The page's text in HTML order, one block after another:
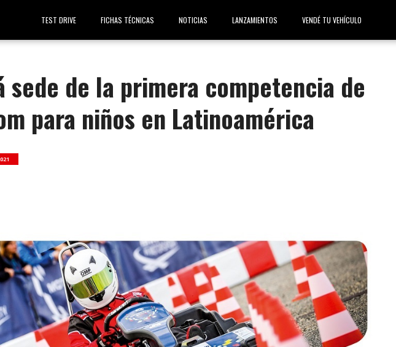
TEST DRIVE FICHAS TÉCNICAS NOTICIAS LANZAMIENTOS VENDÉ TU VEHÍCULO
sede de la primera competencia de
para niños en Latinoamérica